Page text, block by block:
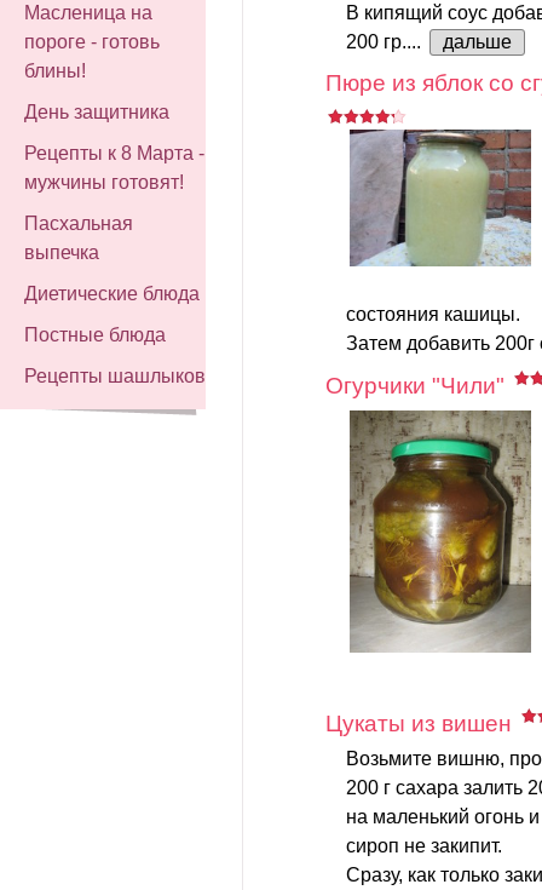
Масленица на
пороге - готовь
блины!
День защитника
Рецепты к 8 Марта -
мужчины готовят!
Пасхальная
выпечка
Диетические блюда
Постные блюда
Рецепты шашлыков
В кипящий соус
200 гр....
дальше
Пюре из яблок со
состояния кашицы.
Затем добавить 200г
Огурчики "Чили"
Цукаты из вишен
Возьмите вишню,
200 г сахара залить
на маленький огонь
сироп не закипит.
Сразу, как только